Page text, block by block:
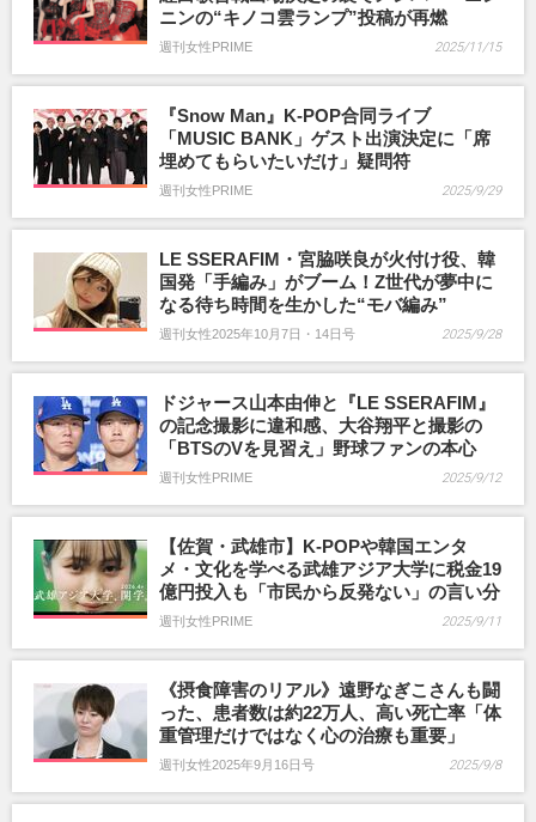
ニンの“キノコ雲ランプ”投稿が再燃
週刊女性PRIME 2025/11/15
『Snow Man』K-POP合同ライブ
「MUSIC BANK」ゲスト出演決定に「席
埋めてもらいたいだけ」疑問符
週刊女性PRIME 2025/9/29
LE SSERAFIM・宮脇咲良が火付け役、韓
国発「手編み」がブーム！Z世代が夢中に
なる待ち時間を生かした“モバ編み”
週刊女性2025年10月7日・14日号 2025/9/28
ドジャース山本由伸と『LE SSERAFIM』
の記念撮影に違和感、大谷翔平と撮影の
「BTSのVを見習え」野球ファンの本心
週刊女性PRIME 2025/9/12
【佐賀・武雄市】K-POPや韓国エンタ
メ・文化を学べる武雄アジア大学に税金19
億円投入も「市民から反発ない」の言い分
週刊女性PRIME 2025/9/11
《摂食障害のリアル》遠野なぎこさんも闘
った、患者数は約22万人、高い死亡率「体
重管理だけではなく心の治療も重要」
週刊女性2025年9月16日号 2025/9/8